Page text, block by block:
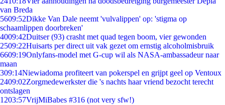
van Breda
5609:52Dikke Van Dale neemt 'vulvalippen' op: 'stigma op
schaamlippen doorbreken'
4009:42Duitser (93) crasht met quad tegen boom, vier gewonden
2509:22Huisarts per direct uit vak gezet om ernstig alcoholmisbruik
6609:19Onlyfans-model met G-cup wil als NASA-ambassadeur naar
maan
309:14Niewiadoma profiteert van pokerspel en grijpt geel op Ventoux
2409:02Zorgmedewerkster die 's nachts haar vriend bezocht terecht
ontslagen
1203:57VrijMiBabes #316 (not very sfw!)